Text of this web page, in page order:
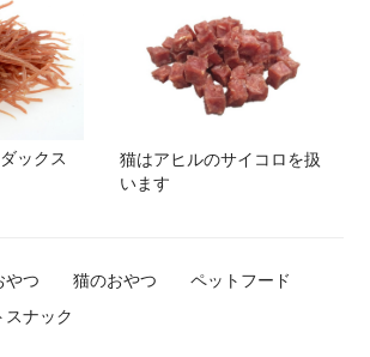
ックス
猫はアヒルのサイコロを扱
います
やつ 猫のおやつ
ペットフード
スナック